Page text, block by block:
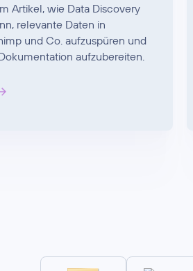
Artikel, wie Data Discovery
relevante Daten in
und Co. aufzuspüren und
aufzubereiten.